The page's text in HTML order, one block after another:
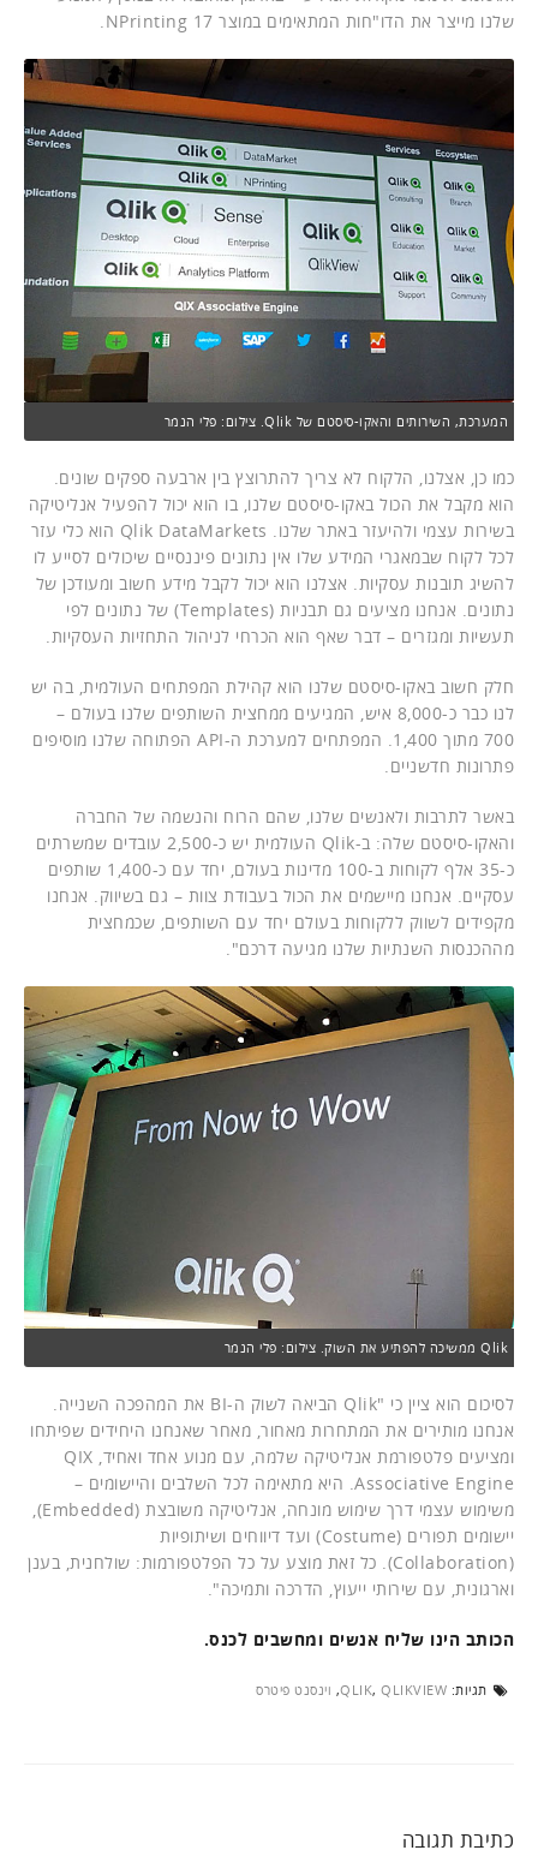
שלנו מייצר את הדו"חות המתאימים במוצר NPrinting 17.
המערכת, השירותים והאקו-סיסטם של Qlik. צילום: פלי הנמר
כמו כן, אצלנו, הלקוח לא צריך להתרוצץ בין ארבעה ספקים שונים.
הוא מקבל את הכול באקו-סיסטם שלנו, בו הוא יכול להפעיל אנליטיקה
בשירות עצמי ולהיעזר באתר שלנו. Qlik DataMarkets הוא כלי עזר
לכל לקוח שבמאגרי המידע שלו אין נתונים פיננסיים שיכולים לסייע לו
להשיג תובנות עסקיות. אצלנו הוא יכול לקבל מידע חשוב ומעודכן של
נתונים. אנחנו מציעים גם תבניות (Templates) של נתונים לפי
תעשיות ומגזרים – דבר שאף הוא הכרחי לניהול התחזיות העסקיות.
חלק חשוב באקו-סיסטם שלנו הוא קהילת המפתחים העולמית, בה יש
לנו כבר כ-8,000 איש, המגיעים ממחצית השותפים שלנו בעולם –
700 מתוך 1,400. המפתחים למערכת ה-API הפתוחה שלנו מוסיפים
פתרונות חדשניים.
באשר לתרבות ולאנשים שלנו, שהם הרוח והנשמה של החברה
והאקו-סיסטם שלה: ב-Qlik העולמית יש כ-2,500 עובדים שמשרתים
כ-35 אלף לקוחות ב-100 מדינות בעולם, יחד עם כ-1,400 שותפים
עסקיים. אנחנו מיישמים את הכול בעבודת צוות – גם בשיווק. אנחנו
מקפידים לשווק ללקוחות בעולם יחד עם השותפים, שכמחצית
מההכנסות השנתיות שלנו מגיעה דרכם".
Qlik ממשיכה להפתיע את השוק. צילום: פלי הנמר
לסיכום הוא ציין כי "Qlik הביאה לשוק ה-BI את המהפכה השנייה.
אנחנו מותירים את המתחרות מאחור, מאחר שאנחנו היחידים שפיתחו
ומציעים פלטפורמת אנליטיקה שלמה, עם מנוע אחד ואחיד, QIX
Associative Engine. היא מתאימה לכל השלבים והיישומים –
משימוש עצמי דרך שימוש מונחה, אנליטיקה משובצת (Embedded),
יישומים תפורים (Costume) ועד דיווחים ושיתופיות
(Collaboration). כל זאת מוצע על כל הפלטפורמות: שולחנית, בענן
וארגונית, עם שירותי ייעוץ, הדרכה ותמיכה".
הכותב הינו שליח אנשים ומחשבים לכנס.
תגיות: QLIK, QLIKVIEW
, וינסנט פיטרס
כתיבת תגובה